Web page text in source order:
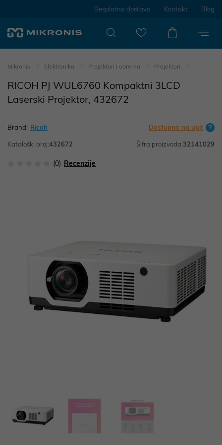
Besplatna dostava Kontakt Blog
Mikronis Elektronika Projektori i oprema Projektori
RICOH PJ WUL6760 Kompaktni 3LCD
Laserski Projektor, 432672
Brand: Ricoh Dostupno na upit
Kataloški broj:432672 Šifra proizvoda:32141029
(0) Recenzije